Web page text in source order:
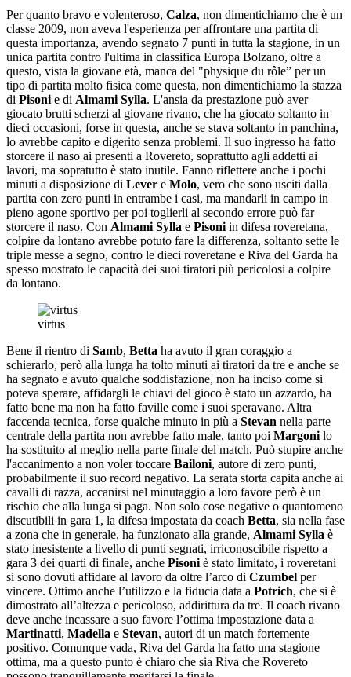
Per quanto bravo e volenteroso, Calza, non dimentichiamo che è un
classe 2009, non aveva l'esperienza per affrontare una partita di
questa importanza, avendo segnato 7 punti in tutta la stagione, in un
unica partita contro l'ultima in classifica Europa Bolzano, oltre a
questo, vista la giovane età, manca del "physique du rôle” per un
tipo di partita molto fisica come questa, non dimentichiamo la stazza
di Pisoni e di Almami Sylla. L'ansia da prestazione può aver
giocato brutti scherzi al giovane rivano, che ha giocato soltanto in
dieci occasioni, forse in questa, anche se stava soltanto in panchina,
lo avrebbe capito e digerito senza problemi. Il suo ingresso ha fatto
storcere il naso ai presenti a Rovereto, soprattutto agli addetti ai
lavori, ma sopratutto è stato inutile. Fanno riflettere anche i pochi
minuti a disposizione di Lever e Molo, vero che sono usciti dalla
partita con zero punti in entrambe i casi, ma mandarli in campo in
pieno agone sportivo per poi toglierli al secondo errore può far
storcere il naso. Con Almami Sylla e Pisoni in difesa roveretana,
colpire da lontano avrebbe potuto fare la differenza, soltanto sette le
triple messe a segno, contro le dieci roveretane e Riva del Garda ha
spesso mostrato le capacità dei suoi tiratori più pericolosi a colpire
da lontano.
virtus
Bene il rientro di Samb, Betta ha avuto il gran coraggio a
schierarlo, però alla lunga ha tolto minuti ai tiratori da tre e anche se
ha segnato e avuto qualche soddisfazione, non ha inciso come si
poteva sperare, affidargli le chiavi del gioco è stato un azzardo, ha
fatto bene ma non ha fatto faville come i suoi speravano. Altra
faccenda tecnica, forse qualche minuto in più a Stevan nella parte
centrale della partita non avrebbe fatto male, tanto poi Margoni lo
ha sostituito al meglio nella parte finale del match. Può stupire anche
l'accanimento a non voler toccare Bailoni, autore di zero punti,
probabilmente il suo record negativo. La serata storta capita anche ai
cavalli di razza, accanirsi nel minutaggio a loro favore però è un
rischio che alla lunga si paga. Non solo cose negative o quantomeno
discutibili in gara 1, la difesa impostata da coach Betta, sia nella fase
a zona che in generale, ha funzionato alla grande, Almami Sylla è
stato inesistente a livello di punti segnati, irriconoscibile rispetto a
gara 3 dei quarti di finale, anche Pisoni è stato limitato, i roveretani
si sono dovuti affidare al lavoro da oltre l’arco di Czumbel per
vincere. Ottimo anche l’utilizzo e la fiducia data a Potrich, che si è
dimostrato all’altezza e pericoloso, addirittura da tre. Il coach rivano
deve anche incassare a suo favore l’ottima impostazione data a
Martinatti, Madella e Stevan, autori di un match fortemente
positivo. Comunque vada, Riva del Garda ha fatto una stagione
ottima, ma a questo punto è chiaro che sia Riva che Rovereto